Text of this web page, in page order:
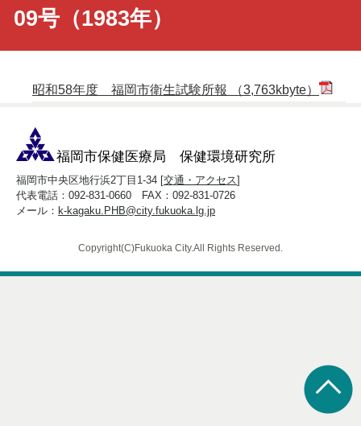
09号（1983年）
昭和58年度 福岡市衛生試験所報 （3,763kbyte）
福岡市保健医療局 保健環境研究所
福岡市中央区地行浜2丁目1-34 [交通・アクセス]
代表電話：092-831-0660 FAX：092-831-0726
メール： k-kagaku.PHB@city.fukuoka.lg.jp
Copyright(C)Fukuoka City.All Rights Reserved.